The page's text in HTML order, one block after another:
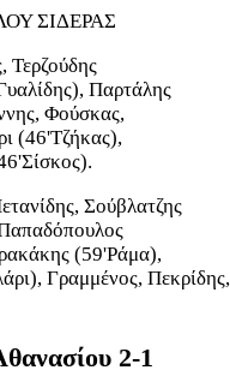
ΣΙΔΕΡΑΣ
Τερζούδης
Παρτάλης
Φούσκας,
(46'Τζήκας),
Σούβλατζης
(59'Ράμα),
Γραμμένος, Πεκρίδης,
2-1